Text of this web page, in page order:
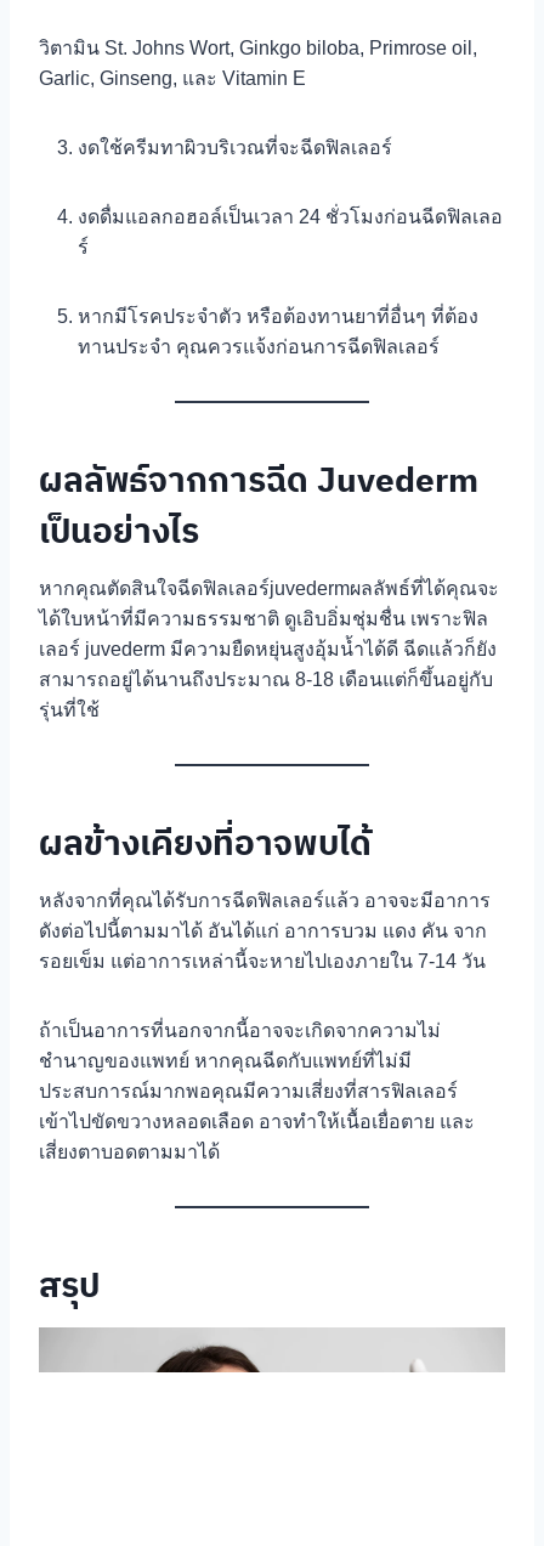
วิตามิน St. Johns Wort, Ginkgo biloba, Primrose oil,
Garlic, Ginseng, และ Vitamin E
งดใช้ครีมทาผิวบริเวณที่จะฉีดฟิลเลอร์
งดดื่มแอลกอฮอล์เป็นเวลา 24 ชั่วโมงก่อนฉีดฟิลเลอ
ร์
หากมีโรคประจำตัว หรือต้องทานยาที่อื่นๆ ที่ต้อง
ทานประจำ คุณควรแจ้งก่อนการฉีดฟิลเลอร์
ผลลัพธ์จากการฉีด Juvederm
เป็นอย่างไร
หากคุณตัดสินใจฉีดฟิลเลอร์juvedermผลลัพธ์ที่ได้คุณจะ
ได้ใบหน้าที่มีความธรรมชาติ ดูเอิบอิ่มชุ่มชื่น เพราะฟิล
เลอร์ juvederm มีความยืดหยุ่นสูงอุ้มน้ำได้ดี ฉีดแล้วก็ยัง
สามารถอยู่ได้นานถึงประมาณ 8-18 เดือนแต่ก็ขึ้นอยู่กับ
รุ่นที่ใช้
ผลข้างเคียงที่อาจพบได้
หลังจากที่คุณได้รับการฉีดฟิลเลอร์แล้ว อาจจะมีอาการ
ดังต่อไปนี้ตามมาได้ อันได้แก่ อาการบวม แดง คัน จาก
รอยเข็ม แต่อาการเหล่านี้จะหายไปเองภายใน 7-14 วัน
ถ้าเป็นอาการที่นอกจากนี้อาจจะเกิดจากความไม่
ชำนาญของแพทย์ หากคุณฉีดกับแพทย์ที่ไม่มี
ประสบการณ์มากพอคุณมีความเสี่ยงที่สารฟิลเลอร์
เข้าไปขัดขวางหลอดเลือด อาจทำให้เนื้อเยื่อตาย และ
เสี่ยงตาบอดตามมาได้
สรุป